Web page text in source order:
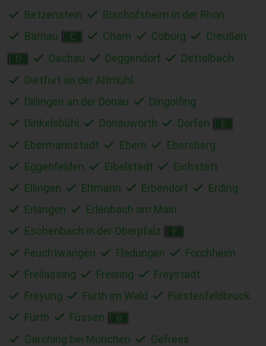
Betzenstein
Bischofsheim in der Rhön
Bärnau
C Cham Coburg Creußen
D Dachau Deggendorf
Dettelbach
Dietfurt an der Altmühl
Dillingen an der Donau
Dingolfing
Dinkelsbühl
Donauwörth Dorfen E
Ebermannstadt Ebern
Ebersberg
Eggenfelden
Eibelstadt
Eichstätt
Ellingen
Eltmann Erbendorf
Erding
Erlangen
Erlenbach am Main
Eschenbach in der Oberpfalz
F
Feuchtwangen Fladungen
Forchheim
Freilassing
Freising
Freystadt
Freyung
Furth im Wald
Fürstenfeldbruck
Fürth
Füssen G
Garching bei München
Gefrees